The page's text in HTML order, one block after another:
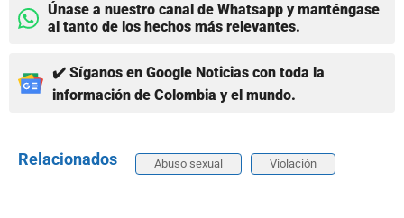
Únase a nuestro canal de Whatsapp y manténgase
al tanto de los hechos más relevantes.
✔️ Síganos en Google Noticias con toda la
información de Colombia y el mundo.
Relacionados Abuso sexual Violación